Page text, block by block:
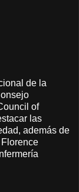
de la
of
las
además de